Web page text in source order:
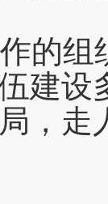
的
建设
，走